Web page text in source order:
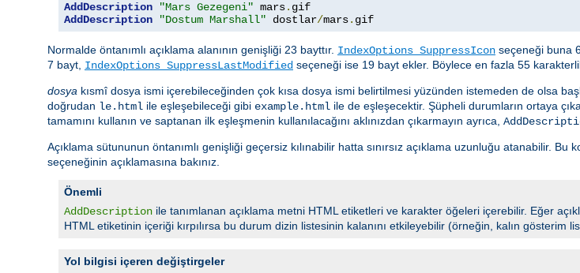
AddDescription "Mars Gezegeni" mars. gif
AddDescription
"Dostum Marshall" dostlar/mars. gif
Normalde öntanımlı açıklama alanının genişliği 23 bayttır. IndexOptions SuppressIcon seçeneği buna
7 bayt, IndexOptions SuppressLastModified seçeneği ise 19 bayt ekler. Böylece en fazla 55
dosya kısmî dosya ismi içerebileceğinden çok kısa dosya ismi belirtilmesi yüzünden istemeden de olsa
doğrudan le.html ile eşleşebileceği gibi example.html ile de eşleşecektir. Şüpheli durumların ortaya
tamamını kullanın ve saptanan ilk eşleşmenin kullanılacağını aklınızdan çıkarmayın ayrıca,
Açıklama sütununun öntanımlı genişliği geçersiz kılınabilir hatta sınırsız açıklama uzunluğu atanabilir. Bu
seçeneğinin açıklamasına bakınız.
Önemli
AddDescription ile tanımlanan açıklama metni HTML etiketleri ve karakter öğeleri içerebilir. Eğer
HTML etiketinin içeriği kırpılırsa bu durum dizin listesinin kalanını etkileyebilir (örneğin, kalın gösterim
Yol bilgisi içeren değiştirgeler